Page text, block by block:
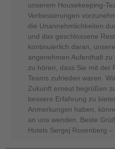
unserem Housekeeping-
Verbesserungen
die Unannehmlichkeiten
und das geschlossene
kontinuierlich daran,
angenehmen Aufenthalt
zu hören, dass Sie mit der
Teams zufrieden waren.
Zukunft erneut begrüßen
bessere Erfahrung zu
Anmerkungen haben,
an uns wenden. Beste
Hotels Sergej Rosenberg